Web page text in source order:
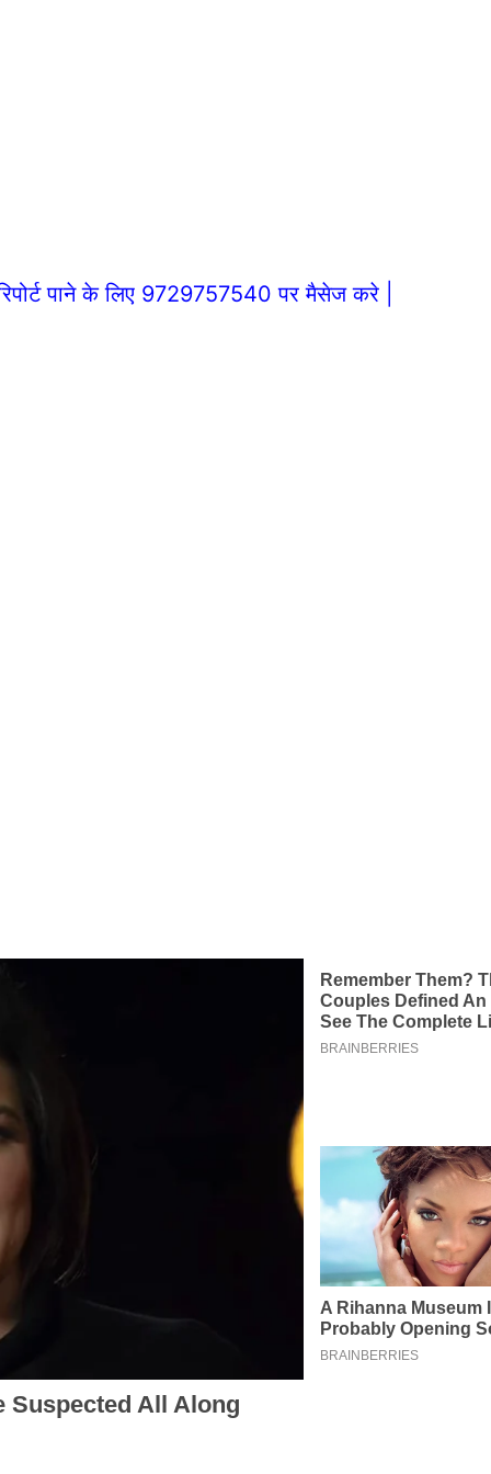
पाने के लिए 9729757540 पर मैसेज करे |